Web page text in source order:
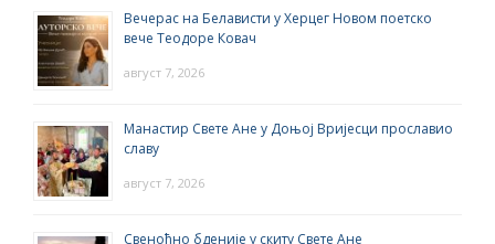
Вечерас на Белависти у Херцег Новом поетско
вече Теодоре Ковач
август 7, 2026
Манастир Свете Ане у Доњој Вријесци прославио
славу
август 7, 2026
Свеноћно бденије у скиту Свете Ане